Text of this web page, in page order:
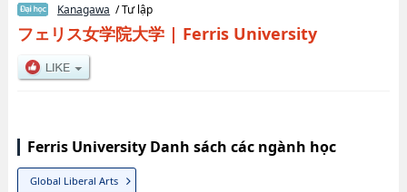
Kanagawa / Tư lập
フェリス女学院大学| Ferris University
Ferris University Danh sách các ngành học
Global Liberal Arts